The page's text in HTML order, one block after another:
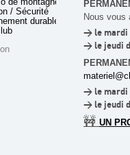
/ Sécurité
durable
Nous vous
> le mardi
> le jeudi
> le mardi
> le jeudi
🚧 UN